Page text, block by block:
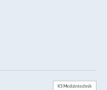
KS Medizintechnik